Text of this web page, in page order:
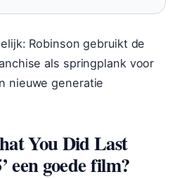
Robinson gebruikt de
als springplank voor
nieuwe generatie
You Did Last
een goede film?